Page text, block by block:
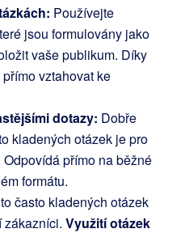
Používejte
jsou formulovány jako
vaše publikum. Díky
vztahovat ke
dotazy: Dobře
kladených otázek je pro
přímo na běžné
formátu.
často kladených otázek
zákazníci. Využití otázek